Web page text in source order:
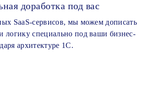
доработка под вас
SaaS-сервисов, мы можем дописать
логику специально под ваши бизнес-
архитектуре 1С.